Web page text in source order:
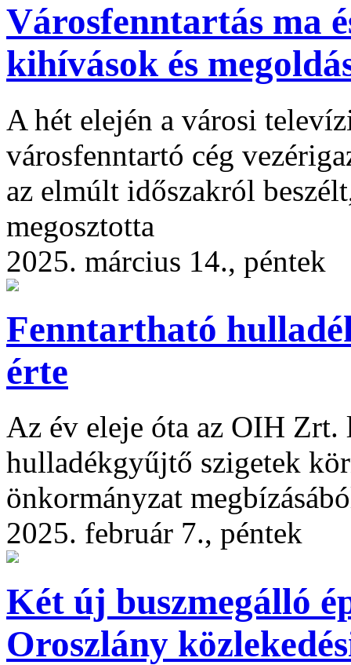
Városfenntartás ma
kihívások és
A hét elején a városi
városfenntartó cég
az elmúlt időszakról
megosztotta
2025. március 14., péntek
Fenntartható
érte
Az év eleje óta az OIH
hulladékgyűjtő szigetek
önkormányzat
2025. február 7., péntek
Két új buszmegálló
Oroszlány